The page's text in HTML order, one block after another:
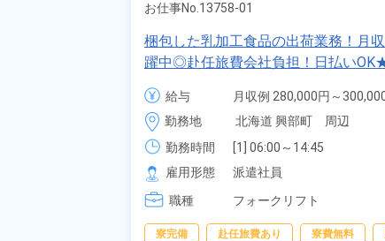
お仕事No. 13758-01
梱包した乳加工食品の出荷業務！月
躍中◎赴任旅費会社負担！日払い
着無償貸与！《北海道紋別郡》
給与
月収例 280,000円～
時給 1,750円～1,750円
勤務地
北海道 興部町　周辺
勤務時間
[1] 06:00～14:45
[2] 07:00～15:45
[3] 08:00～16:45
[4] 09:00～17:45
雇用形態
派遣社員
職種
フォークリフト
寮完備 赴任旅費あり 寮費無料